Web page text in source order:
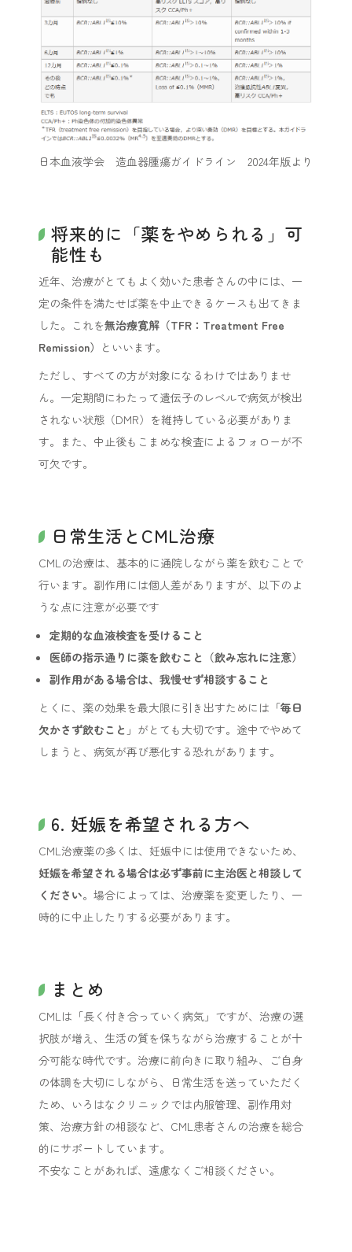
日本血液学会 造血器腫瘍ガイドライン 2024年版より
将来的に「薬をやめられる」可
能性も
近年、治療がとてもよく効いた患者さんの中には、一
定の条件を満たせば薬を中止できるケースも出てきま
した。これを無治療寛解（TFR：Treatment Free
Remission） といいます。
ただし、すべての方が対象になるわけではありませ
ん。一定期間にわたって遺伝子のレベルで病気が検出
されない状態（DMR）を維持している必要がありま
す。また、中止後もこまめな検査によるフォローが不
可欠です。
日常生活とCML治療
CMLの治療は、基本的に通院しながら薬を飲むことで
行います。副作用には個人差がありますが、以下のよ
うな点に注意が必要です
定期的な血液検査を受けること
医師の指示通りに薬を飲むこと（飲み忘れに注意）
副作用がある場合は、我慢せず相談すること
とくに、薬の効果を最大限に引き出すためには「毎日
欠かさず飲むこと 」がとても大切です。途中でやめて
しまうと、病気が再び悪化する恐れがあります。
6. 妊娠を希望される方へ
CML治療薬の多くは、妊娠中には使用できないため、
妊娠を希望される場合は必ず事前に主治医と相談して
ください。場合によっては、治療薬を変更したり、一
時的に中止したりする必要があります。
まとめ
CMLは「長く付き合っていく病気」ですが、治療の選
択肢が増え、生活の質を保ちながら治療することが十
分可能な時代です。治療に前向きに取り組み、ご自身
の体調を大切にしながら、日常生活を送っていただく
ため、いろはなクリニックでは内服管理、副作用対
策、治療方針の相談など、CML患者さんの治療を総合
的にサポートしています。
不安なことがあれば、遠慮なくご相談ください。